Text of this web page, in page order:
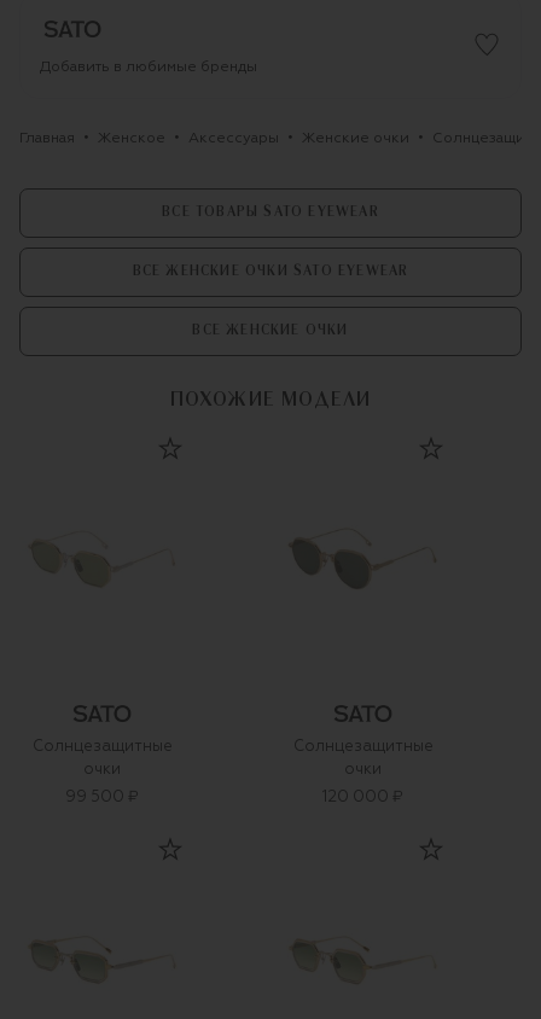
Добавить в любимые бренды
Главная Женское Аксессуары Женские очки
ВСЕ ТОВАРЫ SATO EYEWEAR
ВСЕ ЖЕНСКИЕ ОЧКИ SATO EYEWEAR
ВСЕ ЖЕНСКИЕ ОЧКИ
ПОХОЖИЕ МОДЕЛИ
Солнцезащитные
очки
99 500 ₽
Солнцезащитные
очки
120 000 ₽